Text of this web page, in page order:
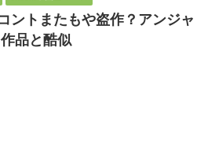
ントまたもや盗作？アンジャ
品と酷似